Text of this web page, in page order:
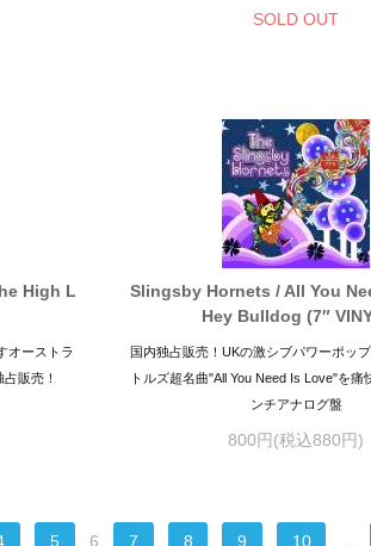
SOLD OUT
High L
オーストラ
販売！
Slingsby Hornets / All You
Hey Bulldog (7″
国内独占販売！UKの激シブパワーポッ
トルズ超名曲"All You Need Is Love"を痛
ンチアナログ盤
800円(税込880円)
5 6 7 8 9 10 ...